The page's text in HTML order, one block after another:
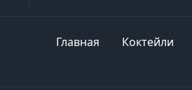
Главная Коктейли